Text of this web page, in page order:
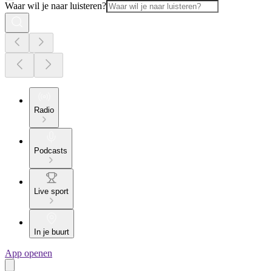
Waar wil je naar luisteren?
Radio
Podcasts
Live sport
In je buurt
App openen